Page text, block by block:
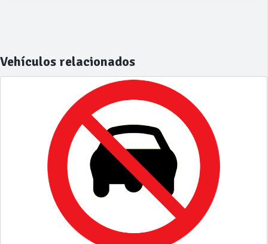
Vehículos relacionados